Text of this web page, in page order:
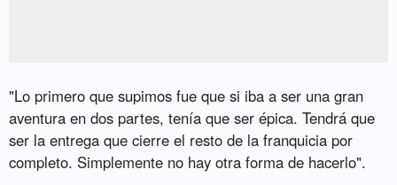
"Lo primero que supimos fue que si iba a ser una gran
aventura en dos partes, tenía que ser épica. Tendrá que
ser la entrega que cierre el resto de la franquicia por
completo. Simplemente no hay otra forma de hacerlo".